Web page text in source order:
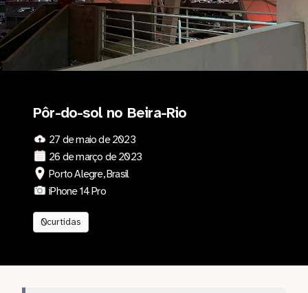
Pôr-do-sol no Beira-Rio
27 de maio de 2023
26 de março de 2023
Porto Alegre, Brasil
iPhone 14 Pro
0curtidas